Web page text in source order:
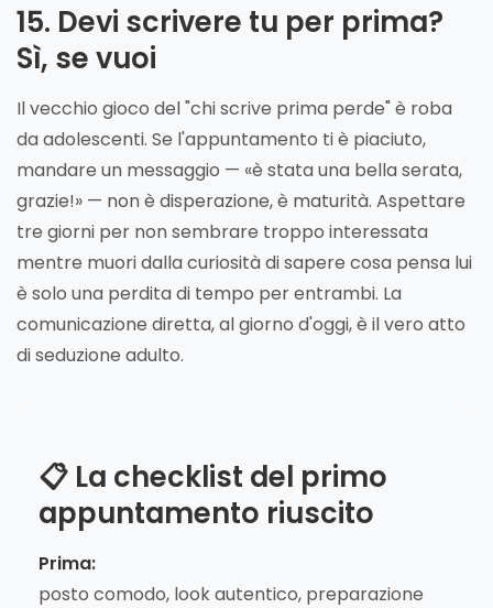
15. Devi scrivere tu per prima?
Sì, se vuoi
Il vecchio gioco del "chi scrive prima perde" è roba
da adolescenti. Se l'appuntamento ti è piaciuto,
mandare un messaggio — «è stata una bella serata,
grazie!» — non è disperazione, è maturità. Aspettare
tre giorni per non sembrare troppo interessata
mentre muori dalla curiosità di sapere cosa pensa lui
è solo una perdita di tempo per entrambi. La
comunicazione diretta, al giorno d'oggi, è il vero atto
di seduzione adulto.
📋 La checklist del primo
appuntamento riuscito
Prima:
posto comodo, look autentico, preparazione